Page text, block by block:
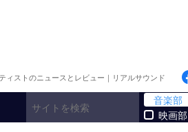
ィストのニュースとレビュー｜リアルサウンド
音楽部
映画部